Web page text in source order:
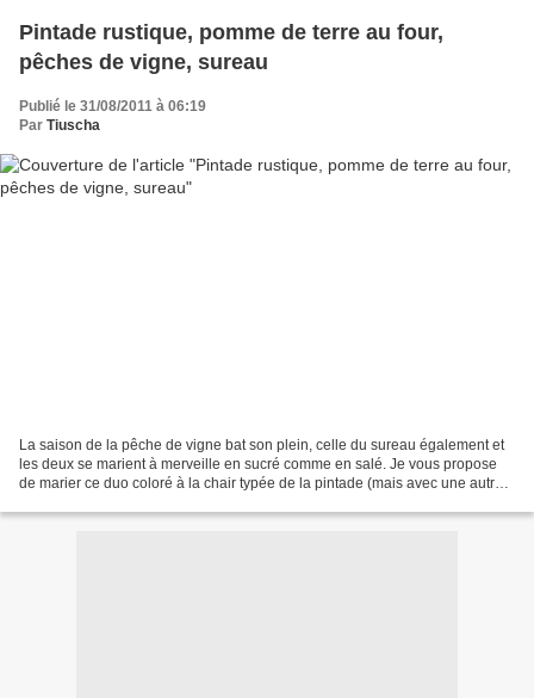
Pintade rustique, pomme de terre au four,
pêches de vigne, sureau
Publié le 31/08/2011 à 06:19
Par Tiuscha
La saison de la pêche de vigne bat son plein, celle du sureau également et
les deux se marient à merveille en sucré comme en salé. Je vous propose
de marier ce duo coloré à la chair typée de la pintade (mais avec une autre